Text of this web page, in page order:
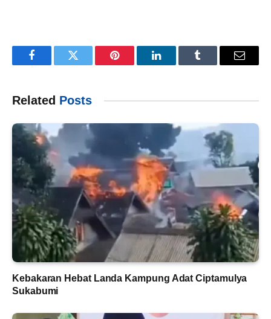
FacebookTwitter Pinterest LinkedInTumblr Email
Related Posts
Kebakaran Hebat Landa Kampung Adat Ciptamulya
Sukabumi